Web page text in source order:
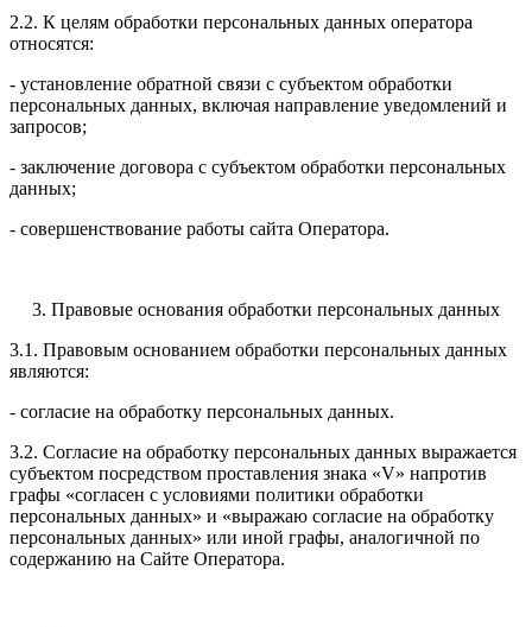
2.2. К целям обработки персональных данных оператора
относятся:
- установление обратной связи с субъектом обработки
персональных данных, включая направление уведомлений и
запросов;
- заключение договора с субъектом обработки персональных
данных;
- совершенствование работы сайта Оператора.
3. Правовые основания обработки персональных данных
3.1. Правовым основанием обработки персональных данных
являются:
- согласие на обработку персональных данных.
3.2. Согласие на обработку персональных данных выражается
субъектом посредством проставления знака «V» напротив
графы «согласен с условиями политики обработки
персональных данных» и «выражаю согласие на обработку
персональных данных» или иной графы, аналогичной по
содержанию на Сайте Оператора.